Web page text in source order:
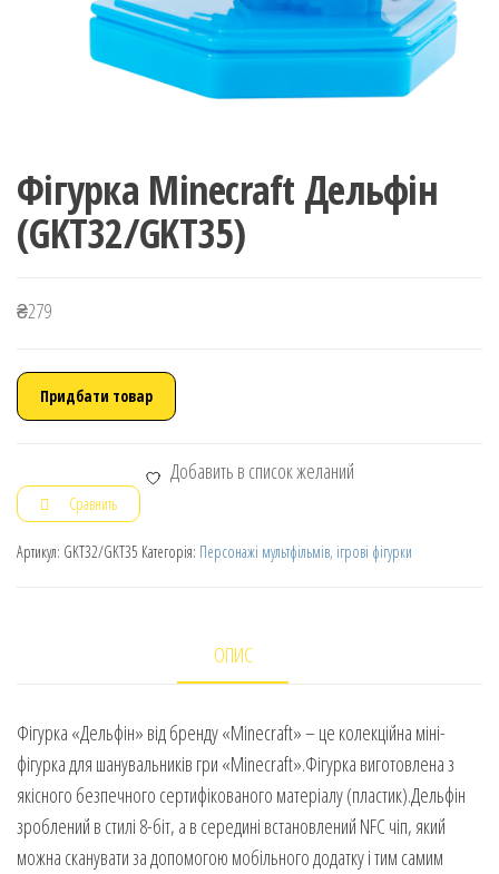
Фігурка Minecraft Дельфін
(GKT32/GKT35)
₴279
Придбати товар
Добавить в список желаний
Сравнить
Артикул: GKT32/GKT35 Категорія: Персонажі мультфільмів, ігрові фігурки
ОПИС
Фігурка «Дельфін» від бренду «Minecraft» – це колекційна міні-
фігурка для шанувальників гри «Minecraft».Фігурка виготовлена з
якісного безпечного сертифікованого матеріалу (пластик).Дельфін
зроблений в стилі 8-біт, а в середині встановлений NFC чіп, який
можна сканувати за допомогою мобільного додатку і тим самим